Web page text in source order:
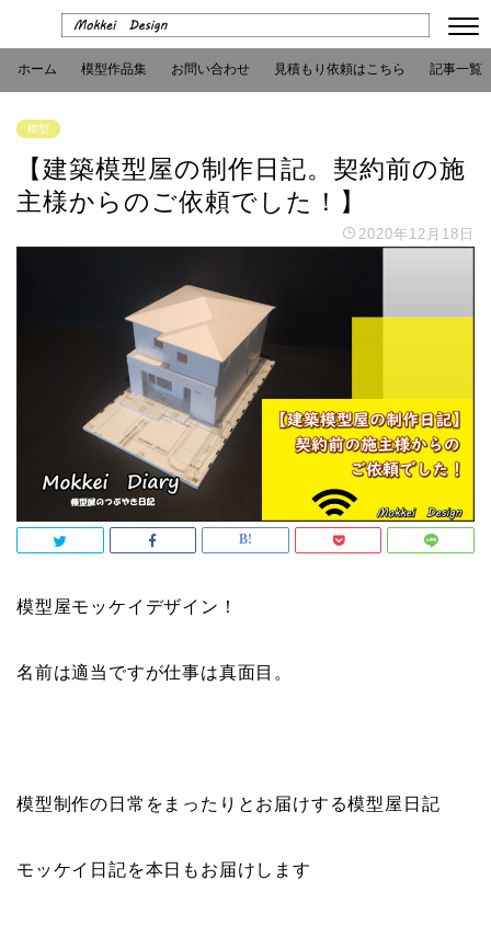
ホーム 模型作品集 お問い合わせ 見積もり依頼はこちら 記事一覧
模型
【建築模型屋の制作日記。契約前の施
主様からのご依頼でした！】
2020年12月18日
模型屋モッケイデザイン！
名前は適当ですが仕事は真面目。
模型制作の日常をまったりとお届けする模型屋日記
モッケイ日記を本日もお届けします